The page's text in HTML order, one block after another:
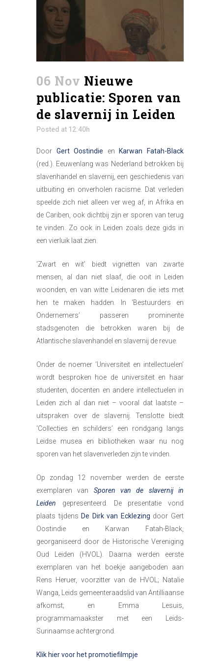
06 Nov Nieuwe
publicatie: Sporen van
de slavernij in Leiden
Posted at 12:40h
Door Gert Oostindie en Karwan Fatah-Black
(red.). Eeuwenlang was Nederland betrokken bij
slavenhandel en slavernij, een geschiedenis van
uitbuiting en onverholen racisme. Dat verleden
speelde zich niet alleen ver weg af, in Afrika en
de Cariben, ook dichtbij zijn er sporen van terug
te vinden. Zo ook in Leiden zoals deze gids in
een vierluik laat zien.
‘Zwart en wit’ biedt vignetten van zwarte
mensen, al dan niet slaaf, die ooit in Leiden
woonden, en van witte Leidenaren die iets met
hen te maken hadden. In ‘Bestuurders en
Ondernemers’ passeren prominente
stadsgenoten die betrokken waren bij de
Atlantische slavenhandel en slavernij de revue.
Onder de noemer ‘Universiteit en intellectuelen’
wordt besproken hoe de universiteit en haar
studenten, docenten en andere intellectuelen in
Leiden zich al dan niet – vooral dat laatste –
uitspraken over de slavernij. Tenslotte biedt
‘Collecties en schilders’ een rondgang langs
Leidse musea en bibliotheken waar nu nog
sporen van het slavenverleden zijn te vinden.
Op zondag 12 november werden de eerste
exemplaren van Sporen van de slavernij in
Leiden
gepresenteerd. De presentatie vond
plaats tijdens De Dirk van Ecklezing door Gert
Oostindie en Karwan Fatah-Black,
georganiseerd door de Historische Vereniging
Oud Leiden (HVOL). Daarna werden eerste
exemplaren van het boekje aangeboden aan
Rens Heruer, voorzitter van de HVOL; Natalie
Wanga, Leids gemeenteraadslid van Antilliaanse
afkomst; en Emma Lesuis,
programmamaakster met een Leids-
Surinaamse achtergrond.
Klik hier voor het promotiefilmpje